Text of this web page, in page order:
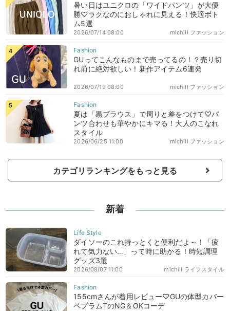
暑い日はユニクロの「ワイドパンツ」が大優
勝♡ラクなのにおしゃれに見える！快適ボト
ム5選
michill ファッション
2026/07/14 08:00
GUってこんなものまで売ってるの！？売り切
れ前に絶対欲しい！新作アイテム6連発
michill ファッション
2026/07/19 08:00
夏は「黒ブラウス」で周りと差をつけて♡パ
ンツ合わせも華やかにキマる！大人のこなれ
スタイル
michill ファッション
2026/06/25 11:00
カテゴリランキングをもっと見る
新着
ダイソーのこれ持っとくと便利だよ～！「疲
れて気力ない…」って時に助かる！時短調理
グッズ3選
michill ライフスタイル
2026/08/07 11:00
155cmさんが着用レビュー♡GUの体型カバー
ペプラムTのNG＆OKコーデ